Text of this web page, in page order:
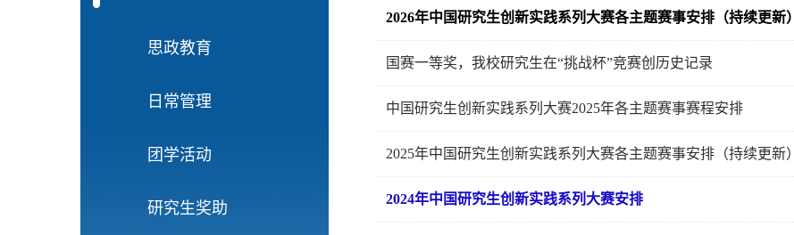
思政教育
日常管理
团学活动
研究生奖助
2026年中国研究生创新实践系列大赛各主题赛事安排（持续更新）
国赛一等奖，我校研究生在“挑战杯”竞赛创历史记录
中国研究生创新实践系列大赛2025年各主题赛事赛程安排
2025年中国研究生创新实践系列大赛各主题赛事安排（持续更新）
2024年中国研究生创新实践系列大赛安排